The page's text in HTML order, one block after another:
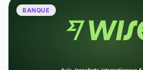
BANQUE